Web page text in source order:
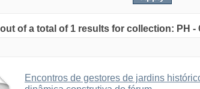
of a total of 1 results for collection: PH -
Encontros de gestores de jardins